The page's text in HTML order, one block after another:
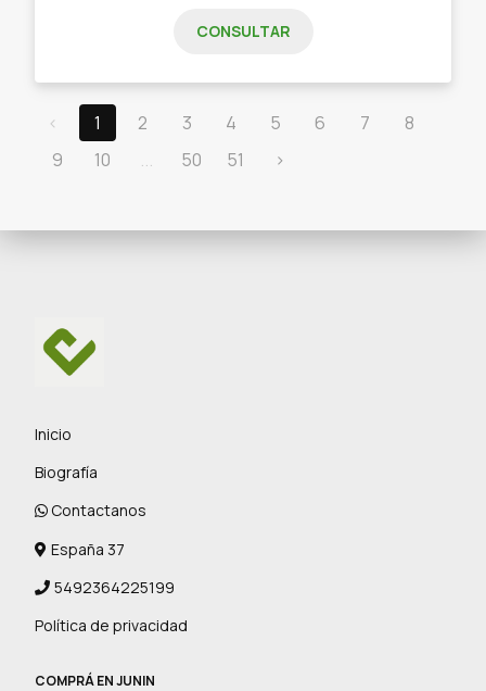
CONSULTAR
‹ 1 2 3 4 5 6 7
8
9
10 ... 50 51 ›
Inicio
Biografía
Contactanos
España 37
5492364225199
Política de privacidad
COMPRÁ EN JUNIN